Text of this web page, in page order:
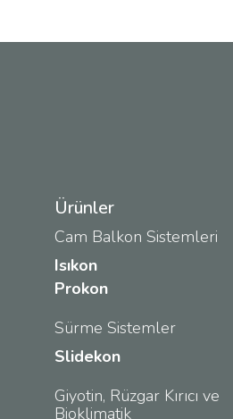
Ürünler
Cam Balkon Sistemleri
Isıkon
Prokon
Sürme Sistemler
Slidekon
Giyotin, Rüzgar Kırıcı ve
Bioklimatik